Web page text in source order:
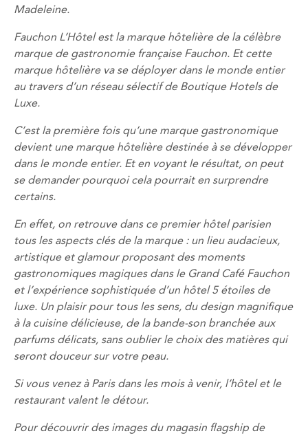
Madeleine.
Fauchon L’Hôtel est la marque hôtelière de la célèbre
marque de gastronomie française Fauchon. Et cette
marque hôtelière va se déployer dans le monde entier
au travers d’un réseau sélectif de Boutique Hotels de
Luxe.
C’est la première fois qu’une marque gastronomique
devient une marque hôtelière destinée à se développer
dans le monde entier. Et en voyant le résultat, on peut
se demander pourquoi cela pourrait en surprendre
certains.
En effet, on retrouve dans ce premier hôtel parisien
tous les aspects clés de la marque : un lieu audacieux,
artistique et glamour proposant des moments
gastronomiques magiques dans le Grand Café Fauchon
et l’expérience sophistiquée d’un hôtel 5 étoiles de
luxe. Un plaisir pour tous les sens, du design magnifique
à la cuisine délicieuse, de la bande-son branchée aux
parfums délicats, sans oublier le choix des matières qui
seront douceur sur votre peau.
Si vous venez à Paris dans les mois à venir, l’hôtel et le
restaurant valent le détour.
Pour découvrir des images du magasin flagship de